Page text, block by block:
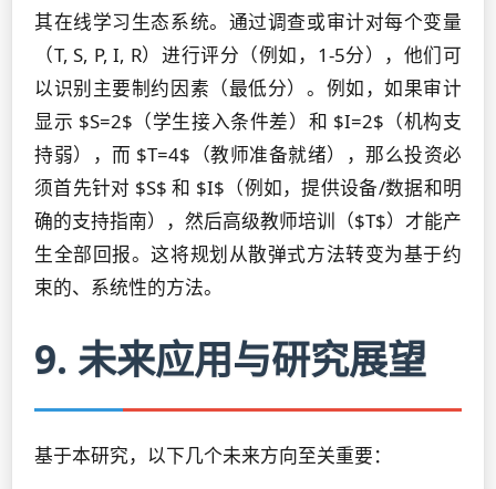
其在线学习生态系统。通过调查或审计对每个变量
（T, S, P, I, R）进行评分（例如，1-5分），他们可
以识别主要制约因素（最低分）。例如，如果审计
显示 $S=2$（学生接入条件差）和 $I=2$（机构支
持弱），而 $T=4$（教师准备就绪），那么投资必
须首先针对 $S$ 和 $I$（例如，提供设备/数据和明
确的支持指南），然后高级教师培训（$T$）才能产
生全部回报。这将规划从散弹式方法转变为基于约
束的、系统性的方法。
9. 未来应用与研究展望
基于本研究，以下几个未来方向至关重要：